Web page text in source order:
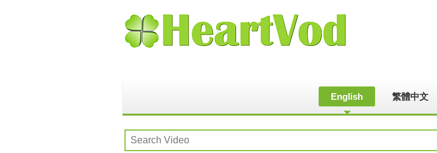
English 繁體中文